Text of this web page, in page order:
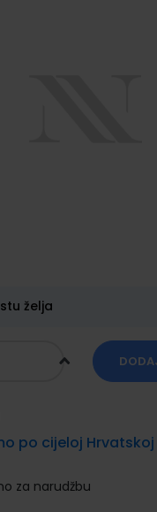
želja
po cijeloj Hrvatskoj
za narudžbu